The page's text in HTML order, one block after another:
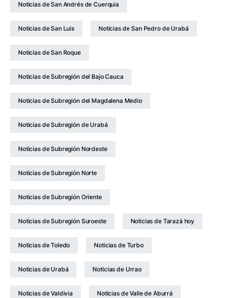
Noticias de San Andrés de Cuerquia
Noticias de San Luis Noticias de San Pedro de Urabá
Noticias de San Roque
Noticias de Subregión del Bajo Cauca
Noticias de Subregión del Magdalena Medio
Noticias de Subregión de Urabá
Noticias de Subregión Nordeste
Noticias de Subregión Norte
Noticias de Subregión Oriente
Noticias de Subregión Suroeste Noticias de Tarazá hoy
Noticias de Toledo Noticias de Turbo
Noticias de Urabá Noticias de Urrao
Noticias de Valdivia Noticias de Valle de Aburrá